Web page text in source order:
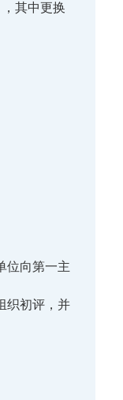
其中更换
位向第一主
织初评，并